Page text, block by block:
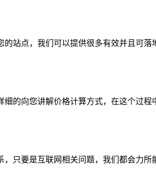
站点，我们可以提供很多有效并且可
的向您讲解价格计算方式，在这个过
只要是互联网相关问题，我们都会力